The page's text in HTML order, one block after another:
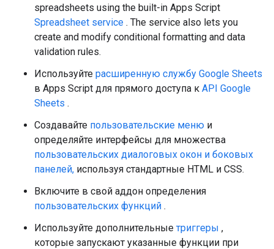
spreadsheets using the built-in Apps Script
Spreadsheet service . The service also lets you
create and modify conditional formatting and data
validation rules.
Используйте расширенную службу Google Sheets
в Apps Script для прямого доступа к API Google
Sheets .
Создавайте пользовательские меню и
определяйте интерфейсы для множества
пользовательских диалоговых окон и боковых
панелей, используя стандартные HTML и CSS.
Включите в свой аддон определения
пользовательских функций .
Используйте дополнительные триггеры ,
которые запускают указанные функции при